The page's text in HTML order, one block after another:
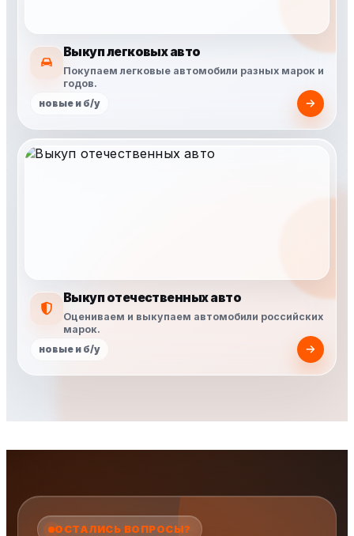
Выкуп легковых авто
Покупаем легковые автомобили разных марок и
годов.
новые и б/у
Выкуп отечественных авто
Оцениваем и выкупаем автомобили российских
марок.
новые и б/у
ОСТАЛИСЬ ВОПРОСЫ?